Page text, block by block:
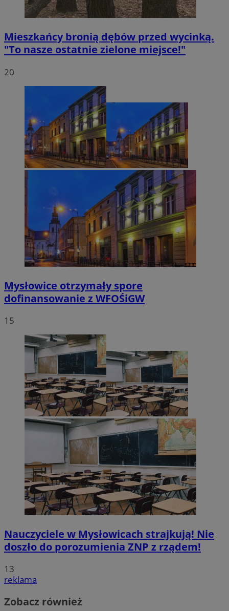
Mieszkańcy bronią dębów przed wycinką.
"To nasze ostatnie zielone miejsce!"
20
Mysłowice otrzymały spore
dofinansowanie z WFOŚiGW
15
Nauczyciele w Mysłowicach strajkują! Nie
doszło do porozumienia ZNP z rządem!
13
reklama
Zobacz również